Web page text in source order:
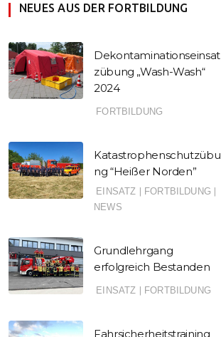
NEUES AUS DER FORTBILDUNG
Dekontaminationseinsat
zübung „Wash-Wash“
2024
FORTBILDUNG
Katastrophenschutzübu
ng “Heißer Norden”
EINSATZ | FORTBILDUNG |
NEWS
Grundlehrgang
erfolgreich Bestanden
EINSATZ | FORTBILDUNG
Fahrsicherheitstraining